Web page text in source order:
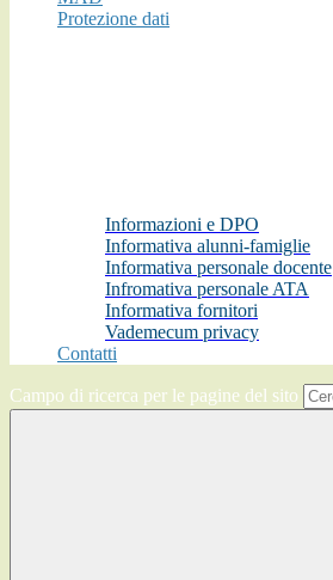
Protezione dati
Informazioni e DPO
Informativa alunni-famiglie
Informativa personale docente
Infromativa personale ATA
Informativa fornitori
Vademecum privacy
Contatti
Campo di ricerca per le pagine del sito